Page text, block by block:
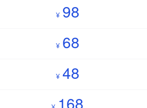
¥ 98
¥ 68
¥ 48
168